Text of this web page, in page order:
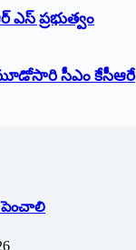
ఎస్ ప్రభుత్వం
సీఎం కేసీఆరే
పెంచాలి